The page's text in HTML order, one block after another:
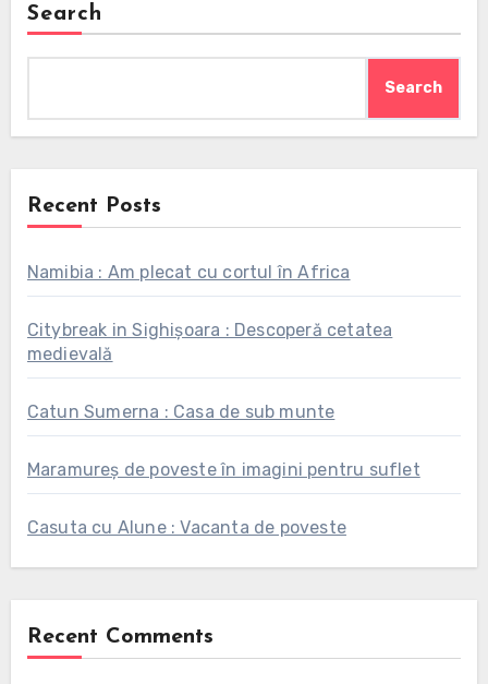
Search
Search
Recent Posts
Namibia : Am plecat cu cortul în Africa
Citybreak in Sighișoara : Descoperă cetatea
medievală
Catun Sumerna : Casa de sub munte
Maramureș de poveste în imagini pentru suflet
Casuta cu Alune : Vacanta de poveste
Recent Comments